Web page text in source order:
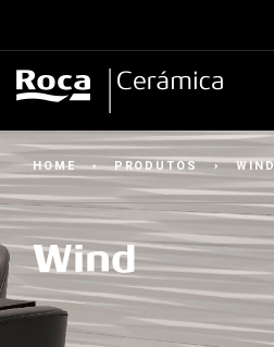
Produtos
Downloads
Boletins e Manuais
Sustentabilidade
Catálogos
Assistência Técnica
Assistência Técnica
Showroom
HOME › PRODUTOS ›
Wind